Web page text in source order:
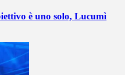
è uno solo, Lucumì